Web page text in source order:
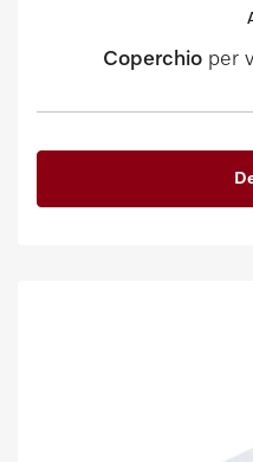
Coperchio per